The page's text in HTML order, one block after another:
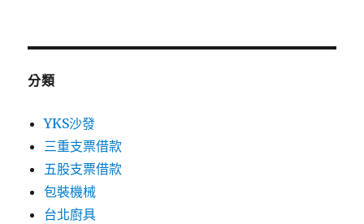
分類
YKS沙發
三重支票借款
五股支票借款
包裝機械
台北廚具